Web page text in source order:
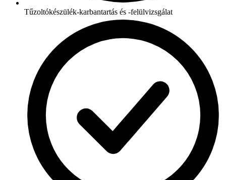
Tűzoltókészülék-karbantartás és -felülvizsgálat